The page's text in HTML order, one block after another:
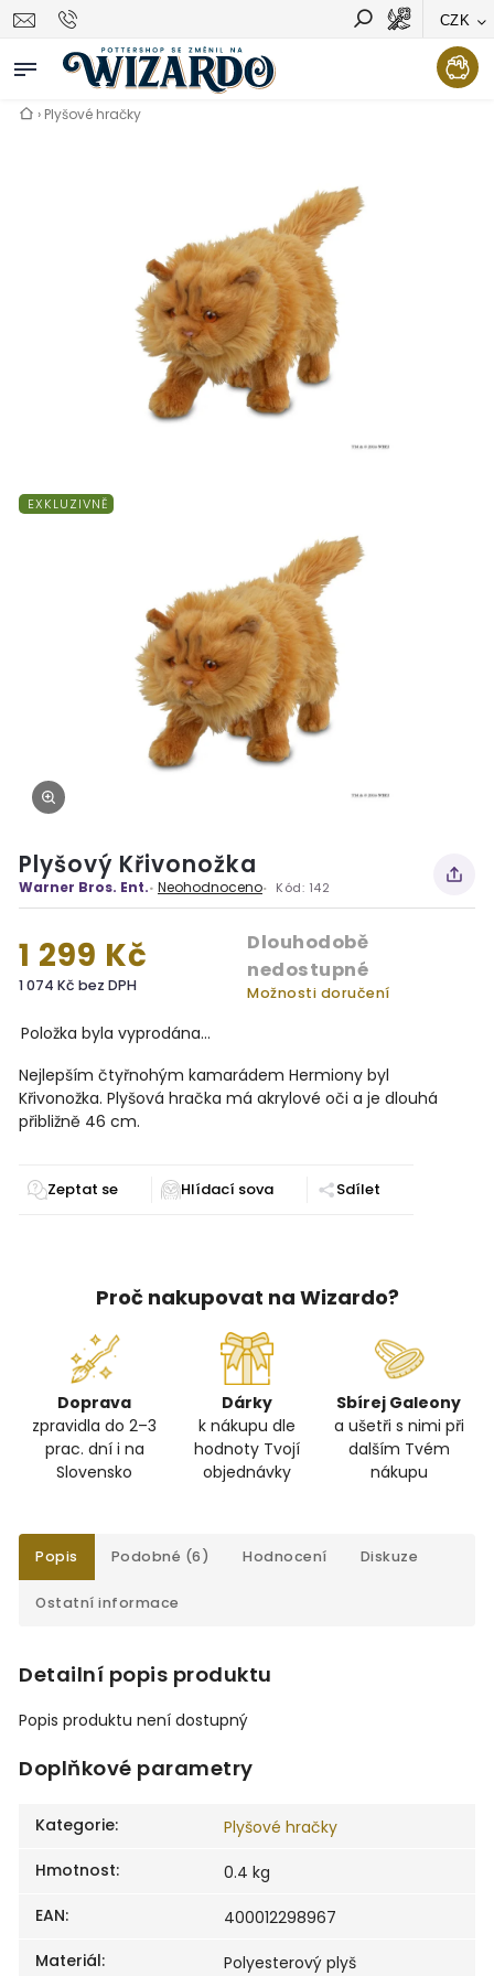
CZK
Vyhledávání Hledat
› Plyšové hračky
EXKLUZIVNĚ
Plyšový Křivonožka
Warner Bros. Ent. Neohodnoceno Kód: 142
1 299 Kč
1 074 Kč bez DPH
Dlouhodobě
nedostupné
Možnosti doručení
Položka byla vyprodána…
Nejlepším čtyřnohým kamarádem Hermiony byl
Křivonožka. Plyšová hračka má akrylové oči a je dlouhá
přibližně 46 cm.
Zeptat se Sdílet
Proč nakupovat na Wizardo?
Doprava
zpravidla do 2–3
prac. dní i na
Slovensko
Dárky
k nákupu dle
hodnoty Tvojí
objednávky
Sbírej Galeony
a ušetři s nimi při
dalším Tvém
nákupu
Popis Podobné (6) Hodnocení Diskuze
Ostatní informace
Detailní popis produktu
Popis produktu není dostupný
Doplňkové parametry
Kategorie:
Plyšové hračky
Hmotnost:
0.4 kg
EAN:
400012298967
Materiál: Polyesterový plyš